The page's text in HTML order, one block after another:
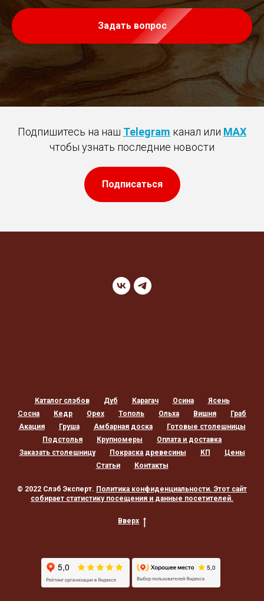
Задать вопрос
Подпишитесь на наш Telegram канал или MAX
чтобы узнать последние новости
Подписаться
Каталог слэбов Дуб Карагач Осина
Ясень
Сосна
Кедр Орех Тополь Ольха Вишня
Граб
Акация
Груша Амбарная доска
Готовые столешницы
Подстолья
Крупномеры
Оплата и доставка
Заказать столешницу
Покраска древесины КП
Цены
Статьи
Контакты
© 2022 Слэб Эксперт. Политика конфиденциальности. Этот сайт
собирает статистику посещения и данные посетителей.
Вверх